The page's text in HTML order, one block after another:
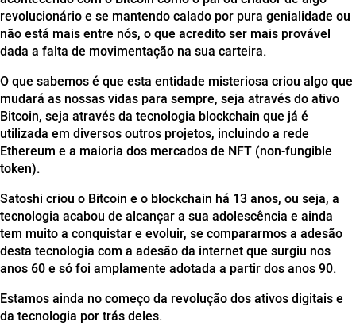
revolucionário e se mantendo calado por pura genialidade ou
não está mais entre nós, o que acredito ser mais provável
dada a falta de movimentação na sua carteira.
O que sabemos é que esta entidade misteriosa criou algo que
mudará as nossas vidas para sempre, seja através do ativo
Bitcoin, seja através da tecnologia blockchain que já é
utilizada em diversos outros projetos, incluindo a rede
Ethereum e a maioria dos mercados de NFT (non-fungible
token).
Satoshi criou o Bitcoin e o blockchain há 13 anos, ou seja, a
tecnologia acabou de alcançar a sua adolescência e ainda
tem muito a conquistar e evoluir, se compararmos a adesão
desta tecnologia com a adesão da internet que surgiu nos
anos 60 e só foi amplamente adotada a partir dos anos 90.
Estamos ainda no começo da revolução dos ativos digitais e
da tecnologia por trás deles.